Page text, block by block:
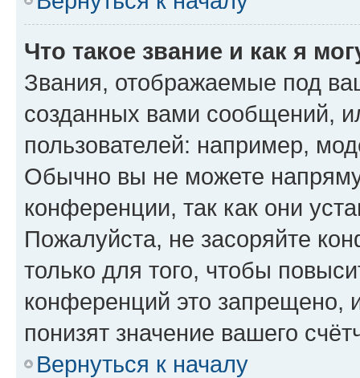
Что такое звание и как я
Звания, отображаемые под
созданных вами сообщений,
пользователей: например,
Обычно вы не можете
конференции, так как они
Пожалуйста, не засоряйте
только для того, чтобы
конференций это запрещено,
понизят значение вашего
Вернуться к началу